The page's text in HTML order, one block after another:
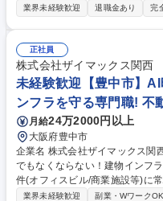
投資の計画・設計から施工管理
対策を全社的に支援、技術基準
括部電装統括グループ…国内外
両面から事業所支援 ■設備技術
止、設備管理企画、技術開発、事業
【オープンポジション】化学プ
業界未経験歓迎 退職金あり 完
正社員
株式会社ザイマックス関西
未経験歓迎【豊中市】
ンフラを守る専門職! 不
月給24万2000円以上
大阪府豊中市
企業名 株式会社ザイマックス関西 求人名 ★未経験歓迎【豊中市】AI
でもなくならない！建物インフラを守る専門職
件(オフィスビル/商業施設等)に
せます。入社から1年程度は、
業界未経験歓迎 副業・WワークOK